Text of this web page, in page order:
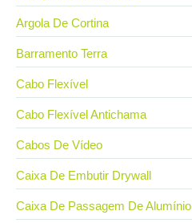
Argola De Cortina
Barramento Terra
Cabo Flexível
Cabo Flexível Antichama
Cabos De Vídeo
Caixa De Embutir Drywall
Caixa De Passagem De Alumínio